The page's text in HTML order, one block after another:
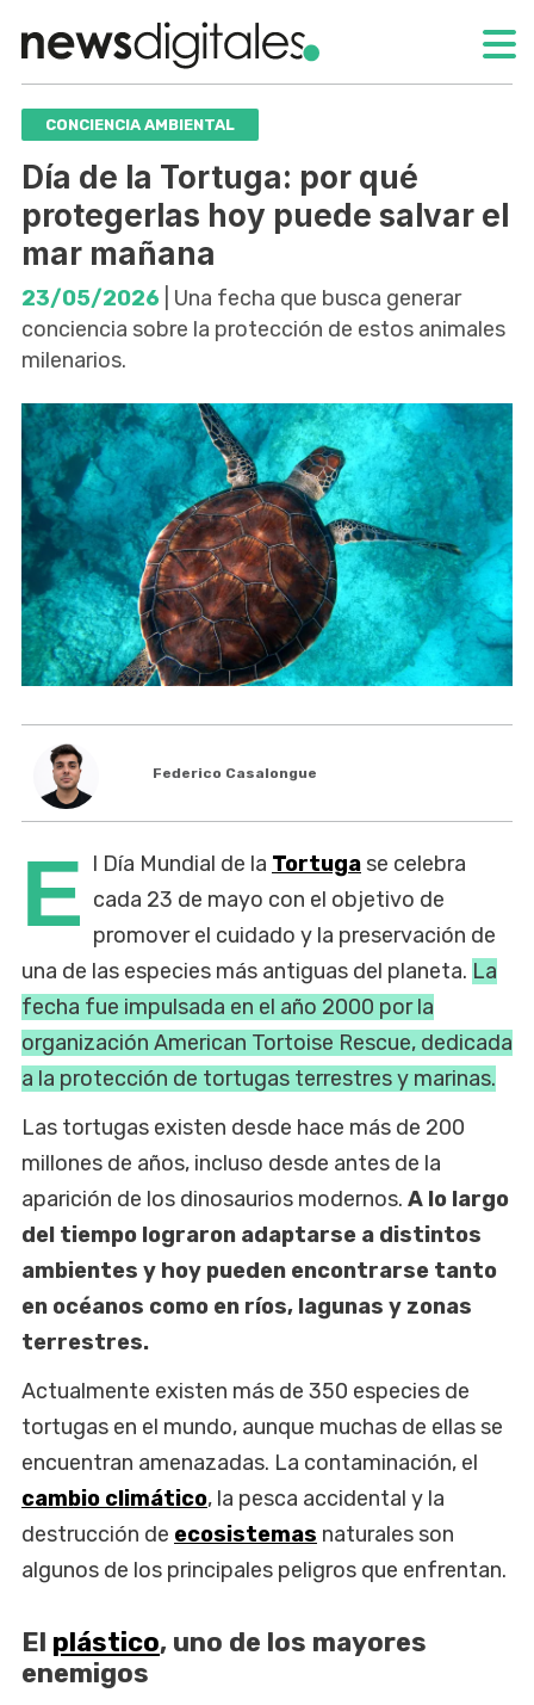
CONCIENCIA AMBIENTAL
Día de la Tortuga: por qué
protegerlas hoy puede salvar el
mar mañana
23/05/2026 | Una fecha que busca generar
conciencia sobre la protección de estos animales
milenarios.
Federico Casalongue
E l Día Mundial de la Tortuga se celebra
cada 23 de mayo con el objetivo de
promover el cuidado y la preservación de
una de las especies más antiguas del planeta. La
fecha fue impulsada en el año 2000 por la
organización American Tortoise Rescue, dedicada
a la protección de tortugas terrestres y marinas.
Las tortugas existen desde hace más de 200
millones de años, incluso desde antes de la
aparición de los dinosaurios modernos. A lo largo
del tiempo lograron adaptarse a distintos
ambientes y hoy pueden encontrarse tanto
en océanos como en ríos, lagunas y zonas
terrestres.
Actualmente existen más de 350 especies de
tortugas en el mundo, aunque muchas de ellas se
encuentran amenazadas. La contaminación, el
cambio climático, la pesca accidental y la
destrucción de ecosistemas naturales son
algunos de los principales peligros que enfrentan.
El plástico, uno de los mayores
enemigos